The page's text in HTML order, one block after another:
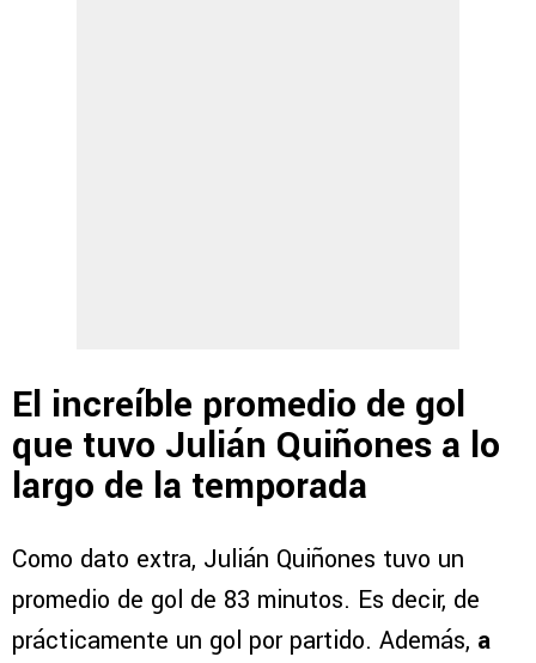
El increíble promedio de gol
que tuvo Julián Quiñones a lo
largo de la temporada
Como dato extra, Julián Quiñones tuvo un
promedio de gol de 83 minutos. Es decir, de
prácticamente un gol por partido. Además, a